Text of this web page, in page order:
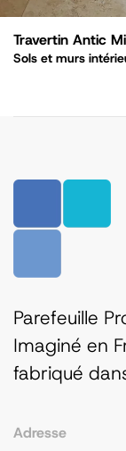
Travertin Antic
Sols et murs
Parefeuille
Imaginé en
fabriqué
Adresse